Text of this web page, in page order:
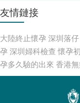
友情鏈接
大陸終止懷孕 深圳落仔
孕 深圳婦科檢查 懷孕
孕多久驗的出來 香港